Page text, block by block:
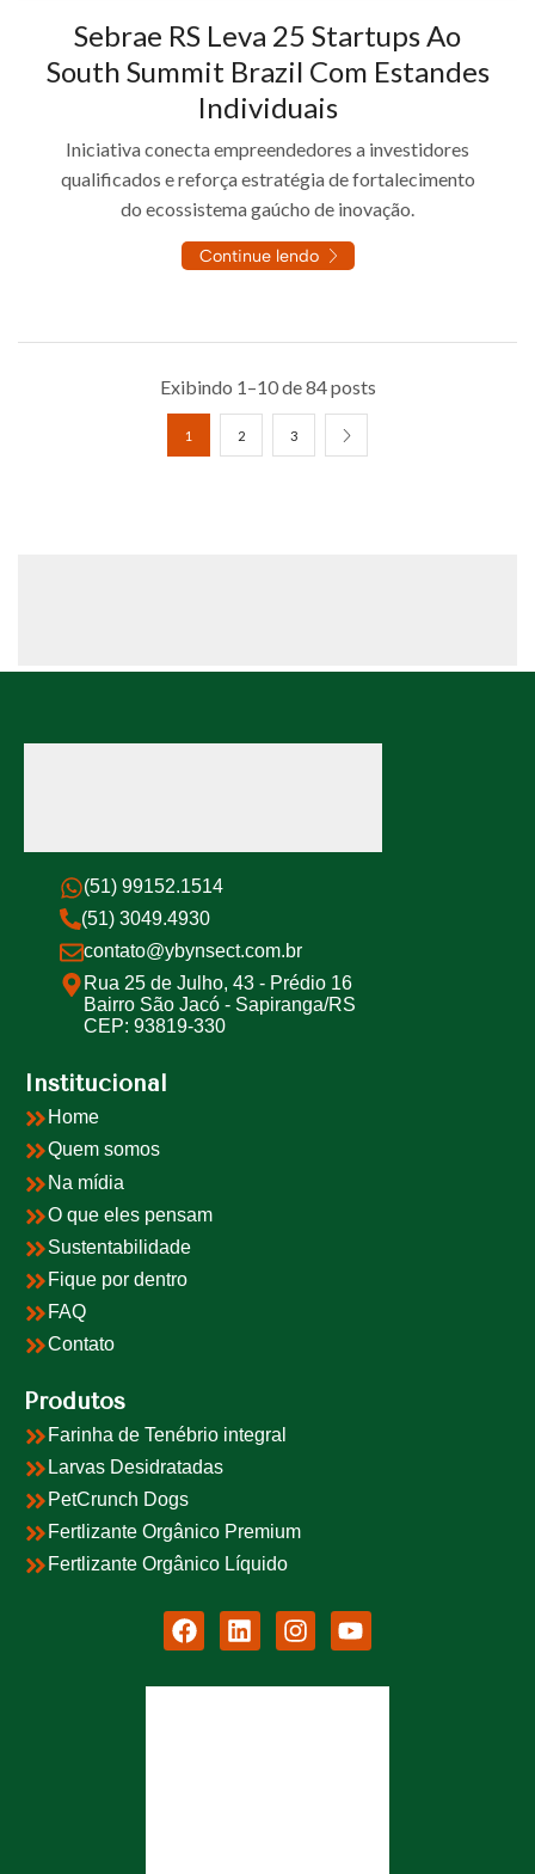
Sebrae RS Leva 25 Startups Ao
South Summit Brazil Com Estandes
Individuais
Iniciativa conecta empreendedores a investidores
qualificados e reforça estratégia de fortalecimento
do ecossistema gaúcho de inovação.
Continue lendo
Exibindo 1–10 de 84 posts
1 2 3
(51) 99152.1514
(51) 3049.4930
contato@ybynsect.com.br
Rua 25 de Julho, 43 - Prédio 16
Bairro São Jacó - Sapiranga/RS
CEP: 93819-330
Institucional
Home
Quem somos
Na mídia
O que eles pensam
Sustentabilidade
Fique por dentro
FAQ
Contato
Produtos
Farinha de Tenébrio integral
Larvas Desidratadas
PetCrunch Dogs
Fertlizante Orgânico Premium
Fertlizante Orgânico Líquido